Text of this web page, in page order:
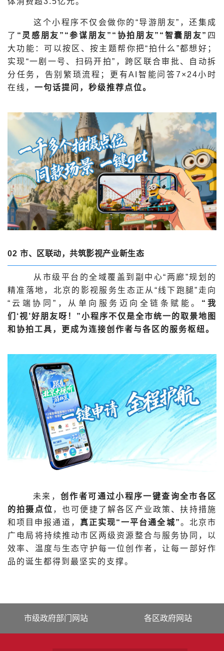
这个小程序不仅会做你的“导游朋友”，还集成
了 “灵感朋友”“参谋朋友”“协拍朋友”“智囊朋友” 四
大功能：可以按区、按主题帮你把“拍什么”都想好；
实现“一剧一号、扫码开拍”，跨区联合审批、自动拆
分任务，告别繁琐流程；更有AI智能问答7×24小时
在线， 一句话提问，秒级推荐点位。
02 市、区联动，共筑影视产业新生态
从市级平台的全域覆盖到副中心“两廊”规划的
精准落地，北京的影视服务生态正从“线下跑腿”走向
“云端协同”，从单向服务迈向全链条赋能。 “我
们‘视’好朋友呀！”小程序不仅是全市统一的取景地图
和协拍工具，更成为连接创作者与各区的服务枢纽。
未来，创作者可通过小程序一键查询全市各区
的拍摄点位 ，也可便捷了解各区产业政策、扶持措施
和项目申报通道， 真正实现“一平台通全城”。北京市
广电局将持续推动市区两级资源整合与服务协同，以
效率、温度与生态守护每一位创作者，让每一部好作
品的诞生都得到最坚实的支撑。
市级政府部门网站 各区政府网站